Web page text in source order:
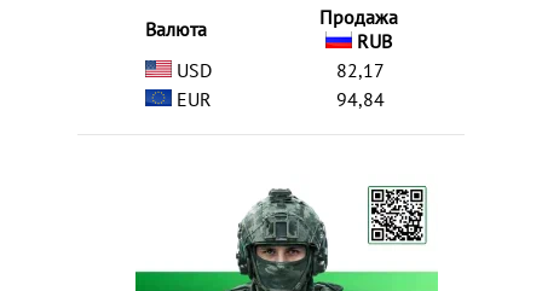
Валюта
Продажа
RUB
USD
82,17
EUR
94,84